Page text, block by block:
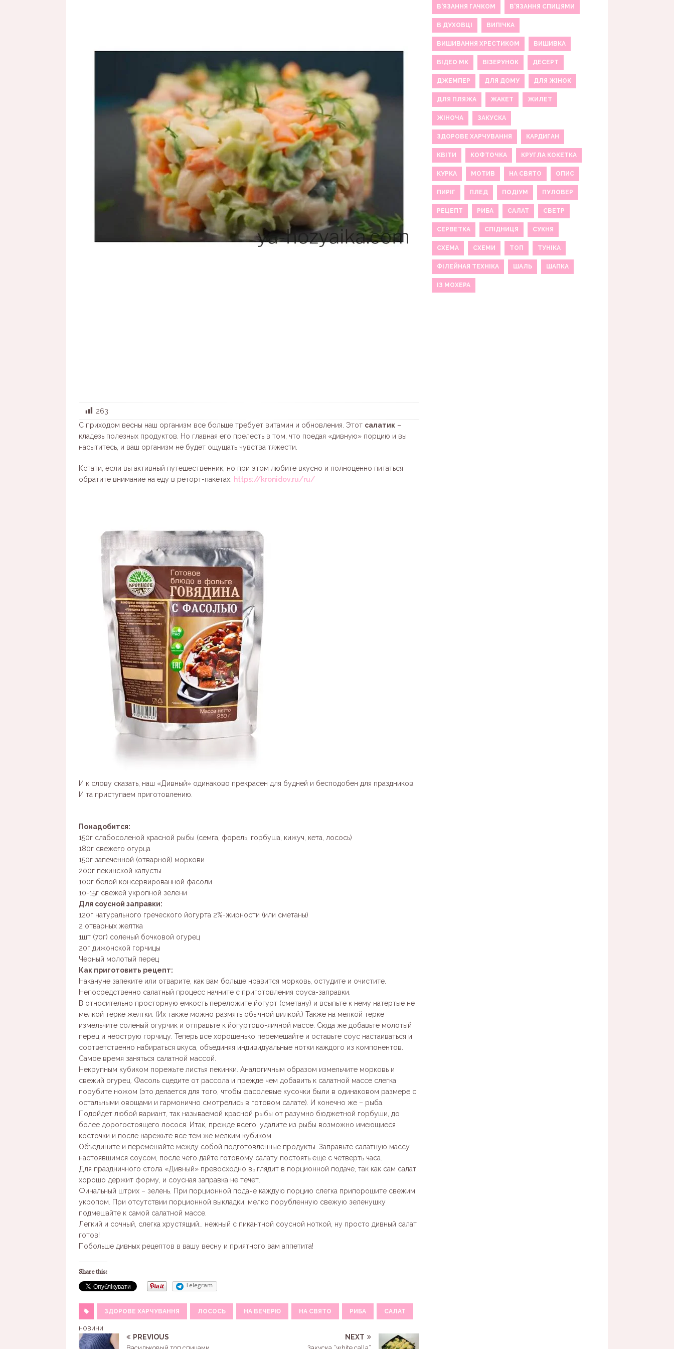
263
С приходом весны наш организм все больше требует витамин и обновления. Этот салатик –
кладезь полезных продуктов. Но главная его прелесть в том, что поедая «дивную» порцию и вы
насытитесь, и ваш организм не будет ощущать чувства тяжести.
Кстати, если вы активный путешественник, но при этом любите вкусно и полноценно питаться
обратите внимание на еду в реторт-пакетах. https://kronidov.ru/ru/
И к слову сказать, наш «Дивный» одинаково прекрасен для будней и бесподобен для праздников.
И та приступаем приготовлению.
Понадобится:
150г слабосоленой красной рыбы (семга, форель, горбуша, кижуч, кета, лосось)
180г свежего огурца
150г запеченной (отварной) моркови
200г пекинской капусты
100г белой консервированной фасоли
10-15г свежей укропной зелени
Для соусной заправки:
120г натурального греческого йогурта 2%-жирности (или сметаны)
2 отварных желтка
1шт (70г) соленый бочковой огурец
20г дижонской горчицы
Черный молотый перец
Как приготовить рецепт:
Накануне запеките или отварите, как вам больше нравится морковь, остудите и очистите.
Непосредственно салатный процесс начните с приготовления соуса-заправки.
В относительно просторную емкость переложите йогурт (сметану) и всыпьте к нему натертые не
мелкой терке желтки. (Их также можно размять обычной вилкой.) Также на мелкой терке
измельчите соленый огурчик и отправьте к йогуртово-яичной массе. Сюда же добавьте молотый
перец и неострую горчицу. Теперь все хорошенько перемешайте и оставьте соус настаиваться и
соответственно набираться вкуса, объединяя индивидуальные нотки каждого из компонентов.
Самое время заняться салатной массой.
Некрупным кубиком порежьте листья пекинки. Аналогичным образом измельчите морковь и
свежий огурец. Фасоль сцедите от рассола и прежде чем добавить к салатной массе слегка
порубите ножом (это делается для того, чтобы фасолевые кусочки были в одинаковом размере с
остальными овощами и гармонично смотрелись в готовом салате). И конечно же – рыба.
Подойдет любой вариант, так называемой красной рыбы от разумно бюджетной горбуши, до
более дорогостоящего лосося. Итак, прежде всего, удалите из рыбы возможно имеющиеся
косточки и после нарежьте все тем же мелким кубиком.
Объедините и перемешайте между собой подготовленные продукты. Заправьте салатную массу
настоявшимся соусом, после чего дайте готовому салату постоять еще с четверть часа.
Для праздничного стола «Дивный» превосходно выглядит в порционной подаче, так как сам салат
хорошо держит форму, и соусная заправка не течет.
Финальный штрих – зелень. При порционной подаче каждую порцию слегка припорошите свежим
укропом. При отсутствии порционной выкладки, мелко порубленную свежую зеленушку
подмешайте к самой салатной массе.
Легкий и сочный, слегка хрустящий… нежный с пикантной соусной ноткой, ну просто дивный салат
готов!
Побольше дивных рецептов в вашу весну и приятного вам аппетита!
Share this:
Telegram
ЗДОРОВЕ ХАРЧУВАННЯ ЛОСОСЬ НА ВЕЧЕРЮ НА СВЯТО РИБА САЛАТ
новини
PREVIOUS
NEXT
В'ЯЗАННЯ ГАЧКОМ В'ЯЗАННЯ СПИЦЯМИ
В ДУХОВЦІ ВИПІЧКА
ВИШИВАННЯ ХРЕСТИКОМ ВИШИВКА
ВІДЕО МК ВІЗЕРУНОК ДЕСЕРТ
ДЖЕМПЕР ДЛЯ ДОМУ ДЛЯ ЖІНОК
ДЛЯ ПЛЯЖА ЖАКЕТ ЖИЛЕТ
ЖІНОЧА ЗАКУСКА
ЗДОРОВЕ ХАРЧУВАННЯ КАРДИГАН
КВІТИ КОФТОЧКА КРУГЛА КОКЕТКА
КУРКА МОТИВ НА СВЯТО ОПИС
ПИРІГ ПЛЕД ПОДІУМ ПУЛОВЕР
РЕЦЕПТ РИБА САЛАТ СВЕТР
СЕРВЕТКА СПІДНИЦЯ СУКНЯ
СХЕМА СХЕМИ ТОП ТУНІКА
ФІЛЕЙНАЯ ТЕХНІКА ШАЛЬ ШАПКА
ІЗ МОХЕРА